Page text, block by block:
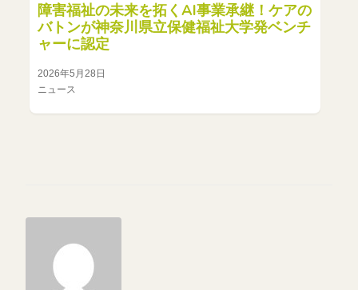
障害福祉の未来を拓くAI事業承継！ケアの
バトンが神奈川県立保健福祉大学発ベンチ
ャーに認定
2026年5月28日
ニュース